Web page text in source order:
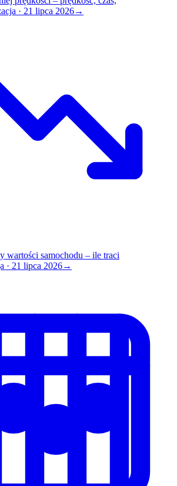
· 21 lipca 2026→
wartości samochodu – ile traci
· 21 lipca 2026→